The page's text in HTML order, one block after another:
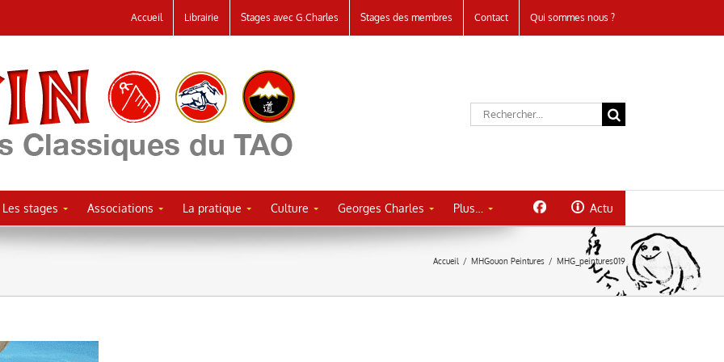
Accueil Librairie Stages avec G.Charles Stages des membres Contact Qui sommes nous ?
Rechercher:
Les stages Associations La pratique Culture Georges Charles Plus… Actu
Accueil / MHGouon Peintures / MHG_peintures019